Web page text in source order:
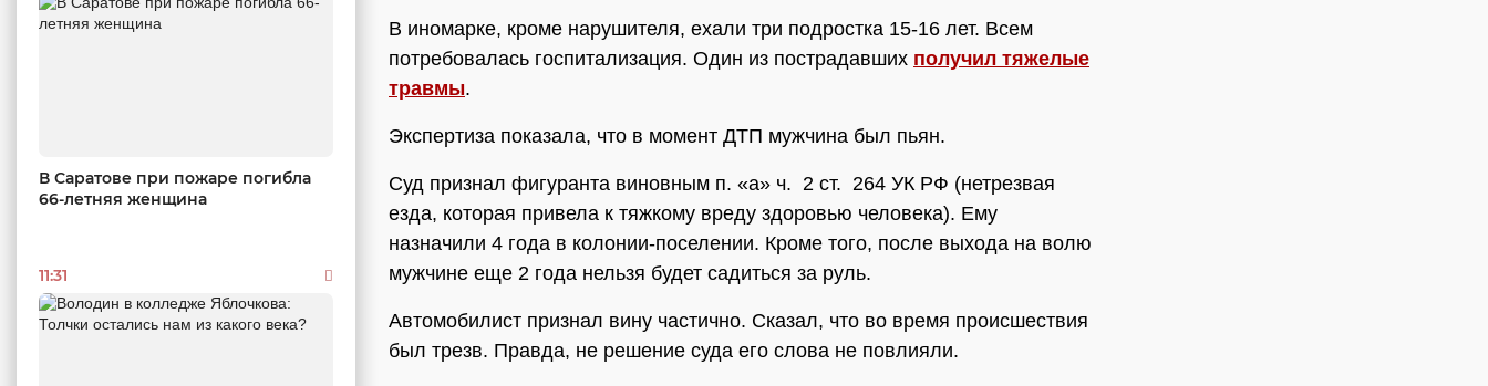
В Саратове при пожаре погибла
66-летняя женщина
11:31
В иномарке, кроме нарушителя, ехали три подростка 15-16 лет. Всем
потребовалась госпитализация. Один из пострадавших получил тяжелые
травмы.
Экспертиза показала, что в момент ДТП мужчина был пьян.
Суд признал фигуранта виновным п. «а» ч. 2 ст. 264 УК РФ (нетрезвая
езда, которая привела к тяжкому вреду здоровью человека). Ему
назначили 4 года в колонии-поселении. Кроме того, после выхода на волю
мужчине еще 2 года нельзя будет садиться за руль.
Автомобилист признал вину частично. Сказал, что во время происшествия
был трезв. Правда, не решение суда его слова не повлияли.